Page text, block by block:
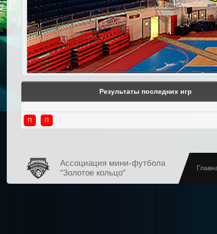
Результаты последних игр
П П
Ассоциация мини-футбола
"Золотое кольцо"